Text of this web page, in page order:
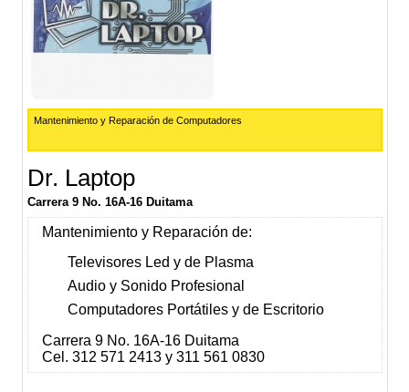
Mantenimiento y Reparación de Computadores
Dr. Laptop
Carrera 9 No. 16A-16 Duitama
Mantenimiento y Reparación de:
Televisores Led y de Plasma
Audio y Sonido Profesional
Computadores Portátiles y de Escritorio
Carrera 9 No. 16A-16 Duitama
Cel. 312 571 2413 y 311 561 0830